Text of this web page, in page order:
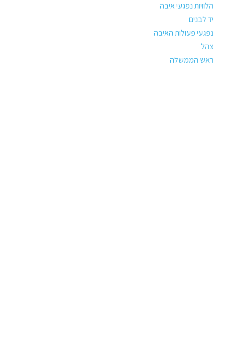
הלוויות נפגעי איבה
יד לבנים
נפגעי פעולות האיבה
צהל
ראש הממשלה